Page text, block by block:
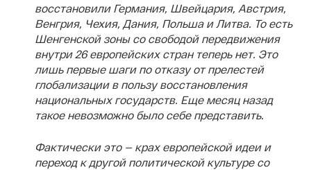
восстановили Германия, Швейцария, Австрия,
Венгрия, Чехия, Дания, Польша и Литва. То есть
Шенгенской зоны со свободой передвижения
внутри 26 европейских стран теперь нет. Это
лишь первые шаги по отказу от прелестей
глобализации в пользу восстановления
национальных государств. Еще месяц назад
такое невозможно было себе представить.
Фактически это — крах европейской идеи и
переход к другой политической культуре со